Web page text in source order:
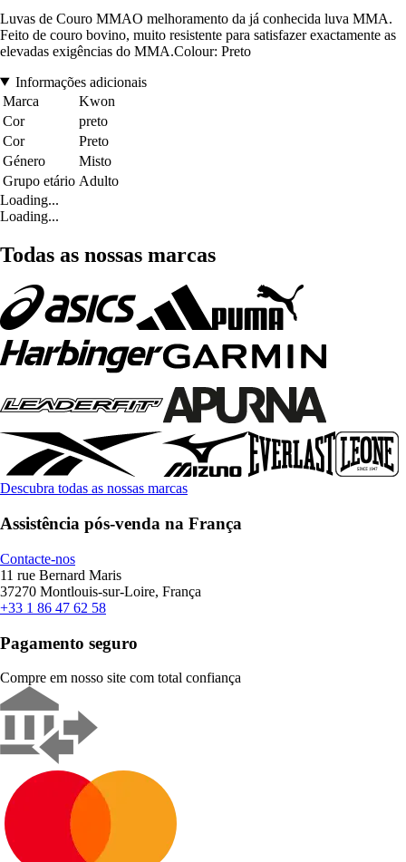
Luvas de Couro MMAO melhoramento da já conhecida luva MMA.
Feito de couro bovino, muito resistente para satisfazer exactamente as
elevadas exigências do MMA.Colour: Preto
Informações adicionais
Marca
Kwon
Cor
preto
Cor
Preto
Género
Misto
Grupo etário Adulto
Loading...
Loading...
Todas as nossas marcas
Descubra todas as nossas marcas
Assistência pós-venda na França
Contacte-nos
11 rue Bernard Maris
37270 Montlouis-sur-Loire, França
+33 1 86 47 62 58
Pagamento seguro
Compre em nosso site com total confiança